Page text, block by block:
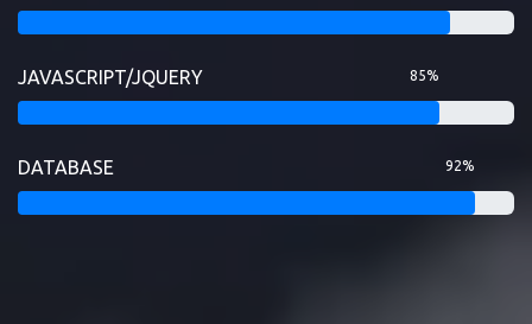
JAVASCRIPT/JQUERY 85%
DATABASE 92%